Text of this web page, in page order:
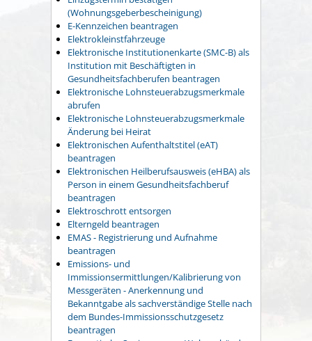
(Wohnungsgeberbescheinigung)
E-Kennzeichen beantragen
Elektrokleinstfahrzeuge
Elektronische Institutionenkarte (SMC-B) als
Institution mit Beschäftigten in
Gesundheitsfachberufen beantragen
Elektronische Lohnsteuerabzugsmerkmale
abrufen
Elektronische Lohnsteuerabzugsmerkmale
Änderung bei Heirat
Elektronischen Aufenthaltstitel (eAT)
beantragen
Elektronischen Heilberufsausweis (eHBA) als
Person in einem Gesundheitsfachberuf
beantragen
Elektroschrott entsorgen
Elterngeld beantragen
EMAS - Registrierung und Aufnahme
beantragen
Emissions- und
Immissionsermittlungen/Kalibrierung von
Messgeräten - Anerkennung und
Bekanntgabe als sachverständige Stelle nach
dem Bundes-Immissionsschutzgesetz
beantragen